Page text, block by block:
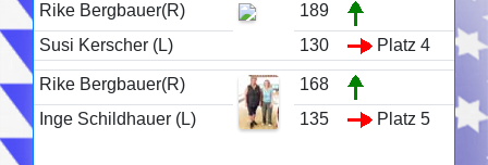
Rike Bergbauer(R)
189
Susi Kerscher (L)
130 Platz 4
Rike Bergbauer(R)
168
Inge Schildhauer (L)
135 Platz 5